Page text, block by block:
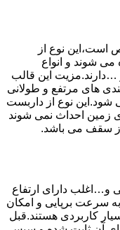
است،این نوع از
شوند و انواع
…دارند.مزیت این قالب
های مرتفع و طولانی
نوع از داربست
زمین احداث نمی شوند
از سقف می باشد.
و…اغلب دارای ارتفاع
سرعت برپایی و امکان
کاربردی هستند.قبل